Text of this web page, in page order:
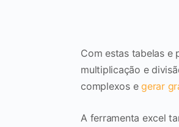
Com estas tabelas e
multiplicação e
complexos egerar
A ferramenta excel